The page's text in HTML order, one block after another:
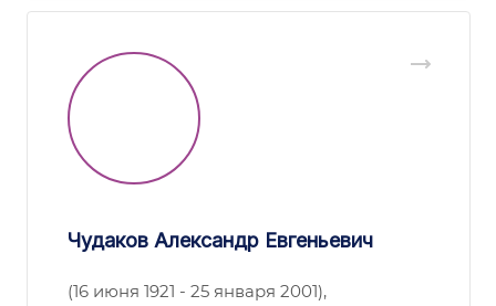
Чудаков Александр Евгеньевич
(16 июня 1921 - 25 января 2001),